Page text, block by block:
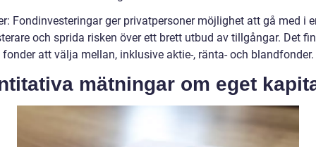
Fondinvesteringar ger privatpersoner möjlighet att gå med i
och sprida risken över ett brett utbud av tillgångar. Det
fonder att välja mellan, inklusive aktie-, ränta- och blandfonder.
mätningar om eget